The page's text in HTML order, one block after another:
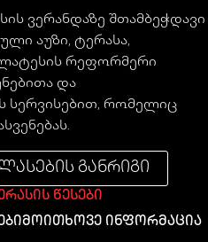
ვერანდაზე შთამბეჭდავი
აუზი, ტერასა,
რეფორმერი
და
სერვისებით, რომელიც
ᲒᲐᲜᲠᲘᲒᲘ
ᲬᲔᲡᲔᲑᲘ
ᲛᲝᲘᲗᲮᲝᲕᲔ ᲘᲜᲤᲝᲠᲛᲐᲪᲘᲐ